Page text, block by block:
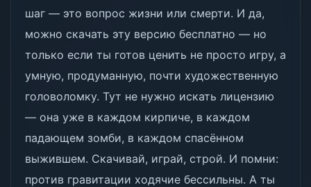
шаг — это вопрос жизни или смерти. И да,
можно скачать эту версию бесплатно — но
только если ты готов ценить не просто игру, а
умную, продуманную, почти художественную
головоломку. Тут не нужно искать лицензию
— она уже в каждом кирпиче, в каждом
падающем зомби, в каждом спасённом
выжившем. Скачивай, играй, строй. И помни:
против гравитации ходячие бессильны. А ты